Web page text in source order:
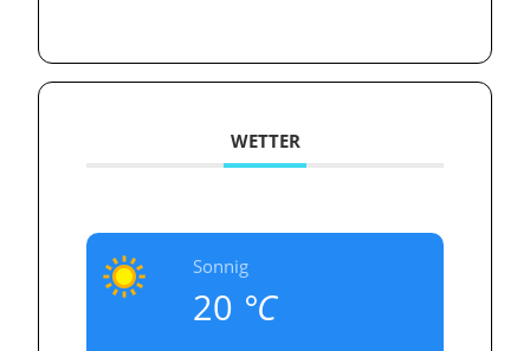
WETTER
Sonnig
20 °C